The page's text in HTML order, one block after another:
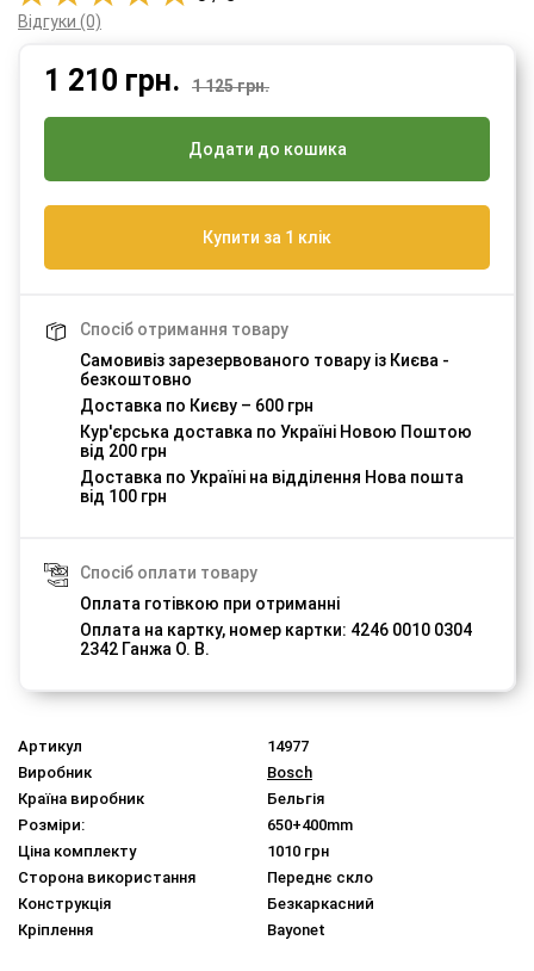
1 210 грн. 1 125 грн.
Додати до кошика
Купити за 1 клік
Спосіб отримання товару
Самовивіз зарезервованого товару із Києва -
безкоштовно
Доставка по Києву – 600 грн
Кур'єрська доставка по Україні Новою Поштою
від 200 грн
Доставка по Україні на відділення Нова пошта
від 100 грн
Спосіб оплати товару
Оплата готівкою при отриманні
Оплата на картку, номер картки: 4246 0010 0304
2342 Ганжа О. В.
Відгуки (0)
Артикул
14977
Виробник
Bosch
Країна виробник
Бельгія
Розміри:
650+400mm
Ціна комплекту
1010 грн
Сторона використання
Переднє скло
Конструкція
Безкаркасний
Кріплення
Bayonet